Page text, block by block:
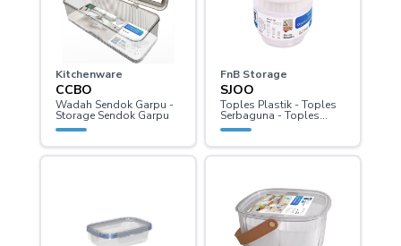
Kitchenware
CCBO
Wadah Sendok Garpu -
Storage Sendok Garpu
FnB Storage
SJOO
Toples Plastik - Toples
Serbaguna - Toples
Susun